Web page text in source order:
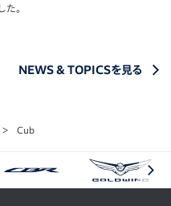
た。
NEWS & TOPICSを見る
Cub